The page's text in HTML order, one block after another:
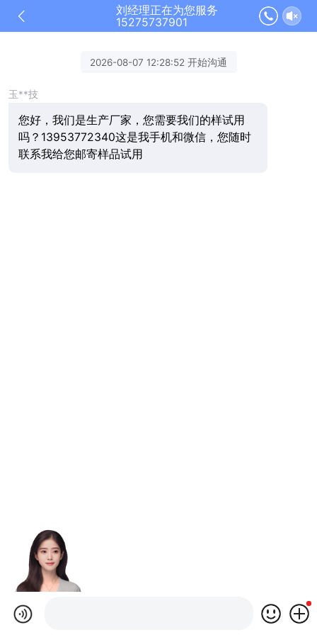
刘经理正在为您服务
15275737901
2026-08-07 12:28:52 开始沟通
玉**技
您好，我们是生产厂家，您需要我们的样试用
吗？13953772340这是我手机和微信，您随时
联系我给您邮寄样品试用